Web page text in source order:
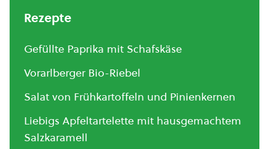
Rezepte
Gefüllte Paprika mit Schafskäse
Vorarlberger Bio-Riebel
Salat von Frühkartoffeln und Pinienkernen
Liebigs Apfeltartelette mit hausgemachtem
Salzkaramell